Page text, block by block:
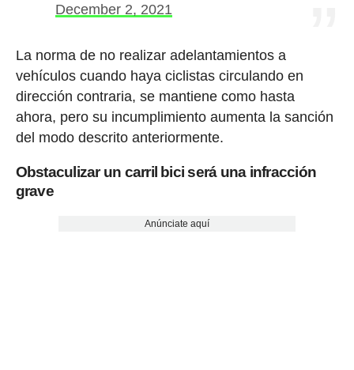
December 2, 2021
La norma de no realizar adelantamientos a
vehículos cuando haya ciclistas circulando en
dirección contraria, se mantiene como hasta
ahora, pero su incumplimiento aumenta la sanción
del modo descrito anteriormente.
Obstaculizar un carril bici será una infracción
grave
Anúnciate aquí